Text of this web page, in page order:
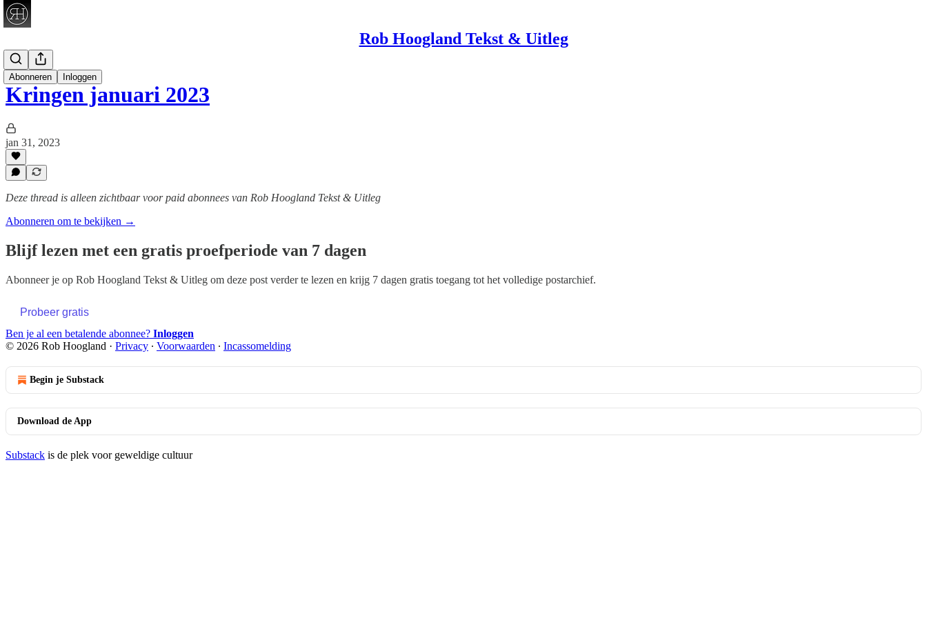
Rob Hoogland Tekst & Uitleg
Abonneren Inloggen
Telegraaf
Kringen januari 2023
jan 31, 2023
Deze thread is alleen zichtbaar voor paid abonnees van Rob Hoogland Tekst & Uitleg
Abonneren om te bekijken →
Blijf lezen met een gratis proefperiode van 7 dagen
Abonneer je op Rob Hoogland Tekst & Uitleg om deze post verder te lezen en krijg 7 dagen gratis toegang tot het volledige postarchief.
Probeer gratis
Ben je al een betalende abonnee? Inloggen
© 2026 Rob Hoogland · Privacy ∙ Voorwaarden ∙ Incassomelding
Begin je Substack
Download de App
Substack is de plek voor geweldige cultuur